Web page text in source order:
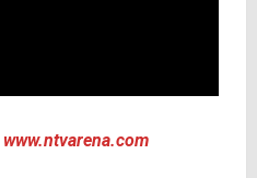
www.ntvarena.com